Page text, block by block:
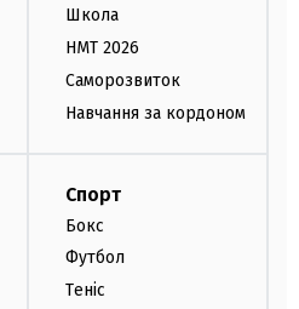
Школа
НМТ 2026
Саморозвиток
Навчання за кордоном
Спорт
Бокс
Футбол
Теніс